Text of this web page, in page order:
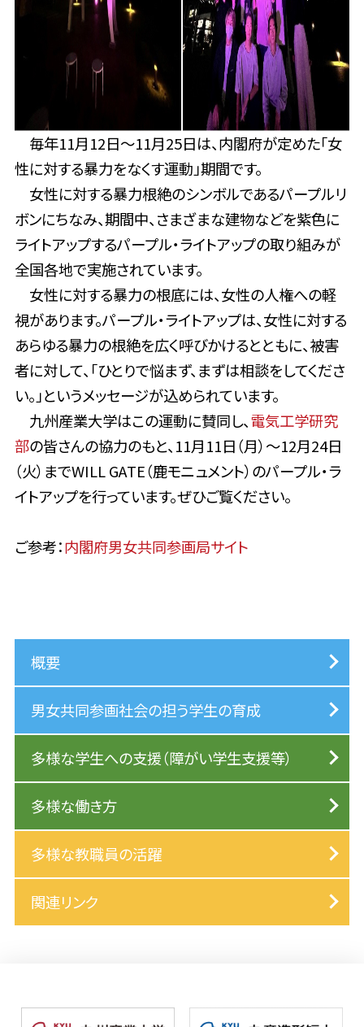
毎年11月12日～11月25日は、内閣府が定めた「女
性に対する暴力をなくす運動」期間です。
女性に対する暴力根絶のシンボルであるパープルリ
ボンにちなみ、期間中、さまざまな建物などを紫色に
ライトアップするパープル・ライトアップの取り組みが
全国各地で実施されています。
女性に対する暴力の根底には、女性の人権への軽
視があります。パープル・ライトアップは、女性に対する
あらゆる暴力の根絶を広く呼びかけるとともに、被害
者に対して、「ひとりで悩まず、まずは相談をしてくださ
い。」というメッセージが込められています。
九州産業大学はこの運動に賛同し、電気工学研究
部の皆さんの協力のもと、11月11日（月）～12月24日
（火）までWILL GATE（鹿モニュメント）のパープル・ラ
イトアップを行っています。ぜひご覧ください。
ご参考：内閣府男女共同参画局サイト
概要
男女共同参画社会の担う学生の育成
多様な学生への支援（障がい学生支援等）
多様な働き方
多様な教職員の活躍
関連リンク